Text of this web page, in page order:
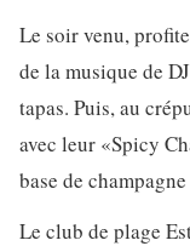
Le soir venu,
de la musique de
tapas. Puis, au
avec leur «Spicy
base de
Le club de plage